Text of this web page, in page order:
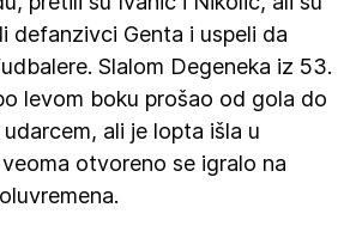
defanzivci Genta i uspeli da
Slalom Degeneka iz 53.
levom boku prošao od gola do
ali je lopta išla u
otvoreno se igralo na